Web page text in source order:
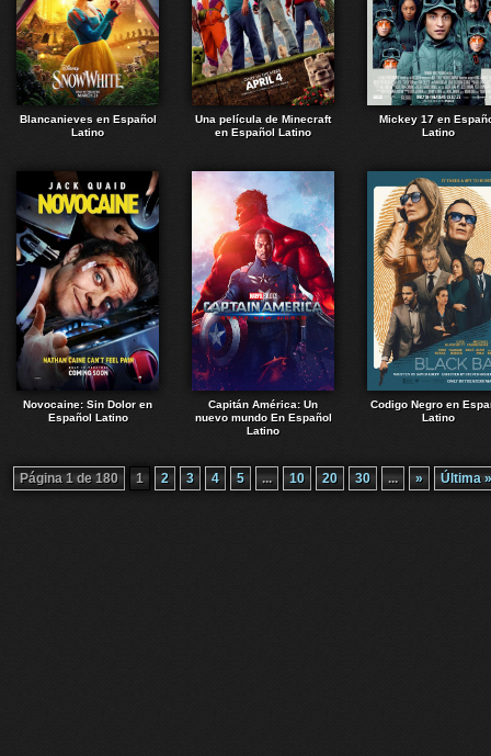
Blancanieves en Español
Latino
Una película de Minecraft
en Español Latino
Mickey 17 en
Latino
Novocaine: Sin Dolor en
Español Latino
Capitán América: Un
nuevo mundo En Español
Latino
Codigo Negro en
Latino
Página 1 de 180 1 2 3 4 5 ... 10 20 30 ... » Última »